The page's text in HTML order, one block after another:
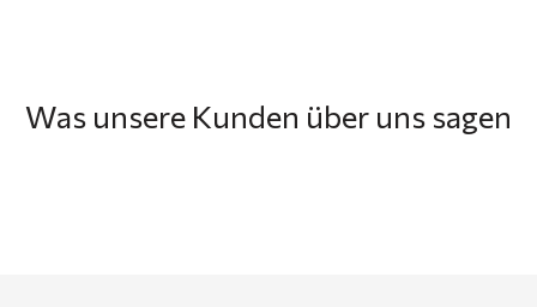
Was unsere Kunden über uns sagen